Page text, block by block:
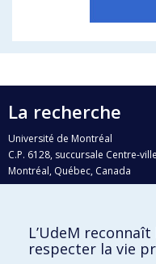
La recherche
Université de Montréal
C.P. 6128, succursale Centre-ville
Montréal, Québec, Canada
H3C 3J7
Qui fait quoi?
L’UdeM
respecter la vie